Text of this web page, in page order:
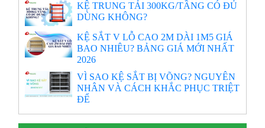
KỆ TRUNG TẢI 300KG/TẦNG CÓ ĐỦ
DÙNG KHÔNG?
KỆ SẮT V LỖ CAO 2M DÀI 1M5 GIÁ
BAO NHIÊU? BẢNG GIÁ MỚI NHẤT
2026
VÌ SAO KỆ SẮT BỊ VÕNG? NGUYÊN
NHÂN VÀ CÁCH KHẮC PHỤC TRIỆT
ĐỂ